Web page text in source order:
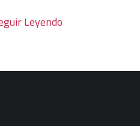
Leyendo